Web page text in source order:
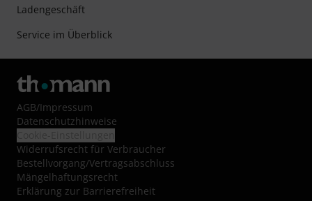
Ladengeschäft
Service im Überblick
AGB/Impressum
Datenschutzhinweise
Widerrufsrecht für Verbraucher
Bestellvorgang/Vertragsabschluss
Mängelhaftungsrecht
Erklärung zur Barrierefreiheit